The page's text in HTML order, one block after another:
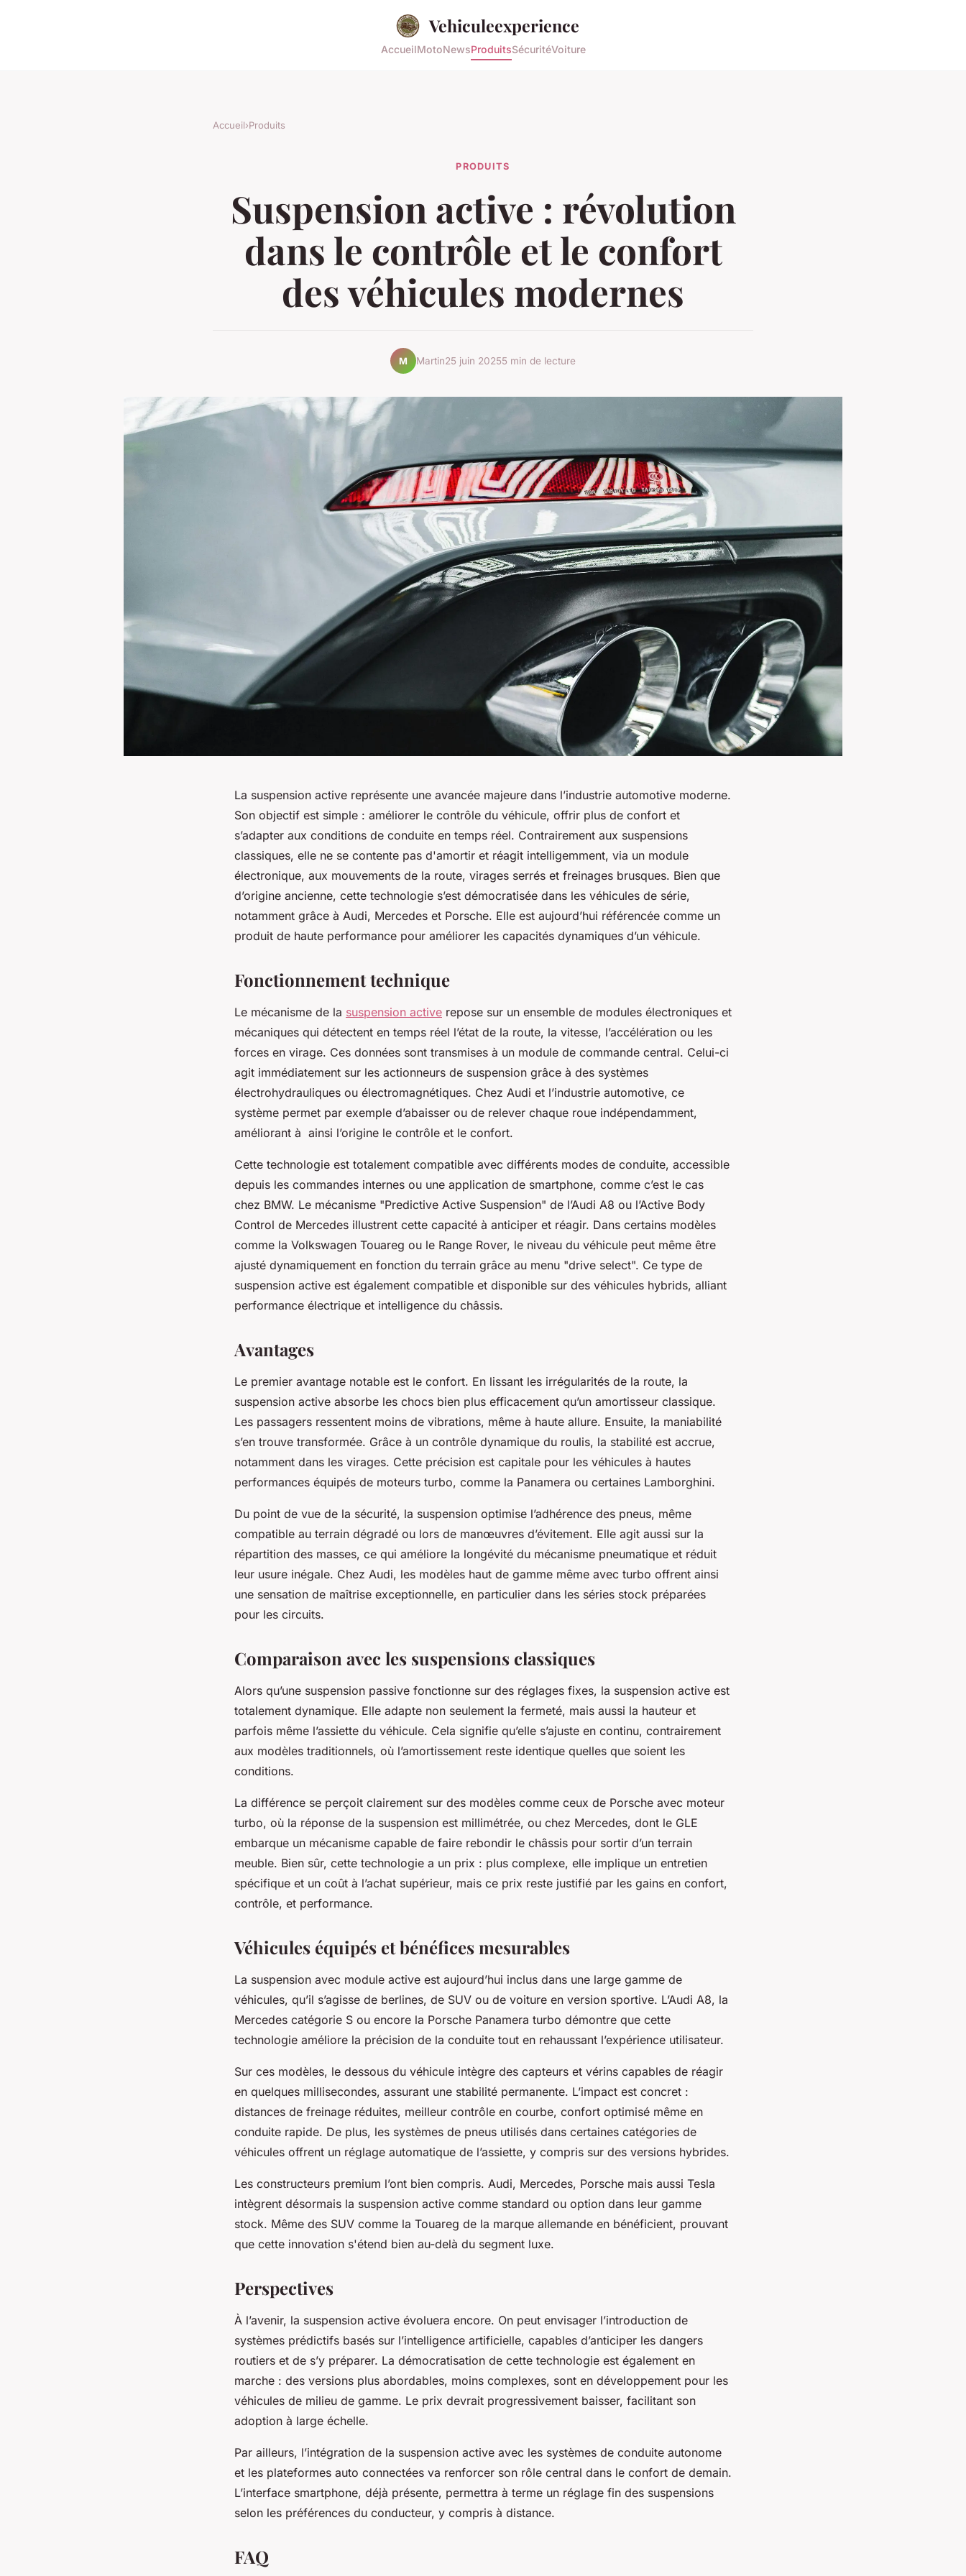
Vehiculeexperience
AccueilMotoNewsProduitsSécuritéVoiture
Accueil›Produits
PRODUITS
Suspension active : révolution
dans le contrôle et le confort
des véhicules modernes
M Martin25 juin 20255 min de lecture
La suspension active représente une avancée majeure dans l’industrie automotive moderne.
Son objectif est simple : améliorer le contrôle du véhicule, offrir plus de confort et
s’adapter aux conditions de conduite en temps réel. Contrairement aux suspensions
classiques, elle ne se contente pas d'amortir et réagit intelligemment, via un module
électronique, aux mouvements de la route, virages serrés et freinages brusques. Bien que
d’origine ancienne, cette technologie s’est démocratisée dans les véhicules de série,
notamment grâce à Audi, Mercedes et Porsche. Elle est aujourd’hui référencée comme un
produit de haute performance pour améliorer les capacités dynamiques d’un véhicule.
Fonctionnement technique
Le mécanisme de la suspension active repose sur un ensemble de modules électroniques et
mécaniques qui détectent en temps réel l’état de la route, la vitesse, l’accélération ou les
forces en virage. Ces données sont transmises à un module de commande central. Celui-ci
agit immédiatement sur les actionneurs de suspension grâce à des systèmes
électrohydrauliques ou électromagnétiques. Chez Audi et l’industrie automotive, ce
système permet par exemple d’abaisser ou de relever chaque roue indépendamment,
améliorant à ainsi l’origine le contrôle et le confort.
Cette technologie est totalement compatible avec différents modes de conduite, accessible
depuis les commandes internes ou une application de smartphone, comme c’est le cas
chez BMW. Le mécanisme "Predictive Active Suspension" de l’Audi A8 ou l’Active Body
Control de Mercedes illustrent cette capacité à anticiper et réagir. Dans certains modèles
comme la Volkswagen Touareg ou le Range Rover, le niveau du véhicule peut même être
ajusté dynamiquement en fonction du terrain grâce au menu "drive select". Ce type de
suspension active est également compatible et disponible sur des véhicules hybrids, alliant
performance électrique et intelligence du châssis.
Avantages
Le premier avantage notable est le confort. En lissant les irrégularités de la route, la
suspension active absorbe les chocs bien plus efficacement qu’un amortisseur classique.
Les passagers ressentent moins de vibrations, même à haute allure. Ensuite, la maniabilité
s’en trouve transformée. Grâce à un contrôle dynamique du roulis, la stabilité est accrue,
notamment dans les virages. Cette précision est capitale pour les véhicules à hautes
performances équipés de moteurs turbo, comme la Panamera ou certaines Lamborghini.
Du point de vue de la sécurité, la suspension optimise l’adhérence des pneus, même
compatible au terrain dégradé ou lors de manœuvres d’évitement. Elle agit aussi sur la
répartition des masses, ce qui améliore la longévité du mécanisme pneumatique et réduit
leur usure inégale. Chez Audi, les modèles haut de gamme même avec turbo offrent ainsi
une sensation de maîtrise exceptionnelle, en particulier dans les séries stock préparées
pour les circuits.
Comparaison avec les suspensions classiques
Alors qu’une suspension passive fonctionne sur des réglages fixes, la suspension active est
totalement dynamique. Elle adapte non seulement la fermeté, mais aussi la hauteur et
parfois même l’assiette du véhicule. Cela signifie qu’elle s’ajuste en continu, contrairement
aux modèles traditionnels, où l’amortissement reste identique quelles que soient les
conditions.
La différence se perçoit clairement sur des modèles comme ceux de Porsche avec moteur
turbo, où la réponse de la suspension est millimétrée, ou chez Mercedes, dont le GLE
embarque un mécanisme capable de faire rebondir le châssis pour sortir d’un terrain
meuble. Bien sûr, cette technologie a un prix : plus complexe, elle implique un entretien
spécifique et un coût à l’achat supérieur, mais ce prix reste justifié par les gains en confort,
contrôle, et performance.
Véhicules équipés et bénéfices mesurables
La suspension avec module active est aujourd’hui inclus dans une large gamme de
véhicules, qu’il s’agisse de berlines, de SUV ou de voiture en version sportive. L’Audi A8, la
Mercedes catégorie S ou encore la Porsche Panamera turbo démontre que cette
technologie améliore la précision de la conduite tout en rehaussant l’expérience utilisateur.
Sur ces modèles, le dessous du véhicule intègre des capteurs et vérins capables de réagir
en quelques millisecondes, assurant une stabilité permanente. L’impact est concret :
distances de freinage réduites, meilleur contrôle en courbe, confort optimisé même en
conduite rapide. De plus, les systèmes de pneus utilisés dans certaines catégories de
véhicules offrent un réglage automatique de l’assiette, y compris sur des versions hybrides.
Les constructeurs premium l’ont bien compris. Audi, Mercedes, Porsche mais aussi Tesla
intègrent désormais la suspension active comme standard ou option dans leur gamme
stock. Même des SUV comme la Touareg de la marque allemande en bénéficient, prouvant
que cette innovation s'étend bien au-delà du segment luxe.
Perspectives
À l’avenir, la suspension active évoluera encore. On peut envisager l’introduction de
systèmes prédictifs basés sur l’intelligence artificielle, capables d’anticiper les dangers
routiers et de s’y préparer. La démocratisation de cette technologie est également en
marche : des versions plus abordables, moins complexes, sont en développement pour les
véhicules de milieu de gamme. Le prix devrait progressivement baisser, facilitant son
adoption à large échelle.
Par ailleurs, l’intégration de la suspension active avec les systèmes de conduite autonome
et les plateformes auto connectées va renforcer son rôle central dans le confort de demain.
L’interface smartphone, déjà présente, permettra à terme un réglage fin des suspensions
selon les préférences du conducteur, y compris à distance.
FAQ